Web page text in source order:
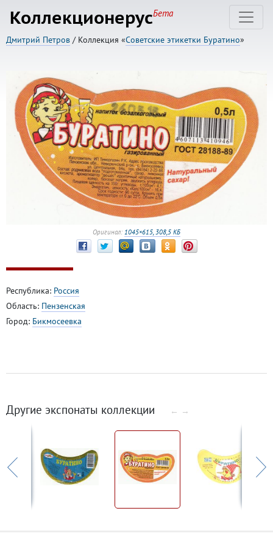
КоллекционерусБета
Дмитрий Петров / Коллекция «Советские этикетки Буратино»
Оригинал: 1045×615, 308,5 КБ
Республика: Россия
Область: Пензенская
Город: Бикмосеевка
Другие экспонаты коллекции ← →